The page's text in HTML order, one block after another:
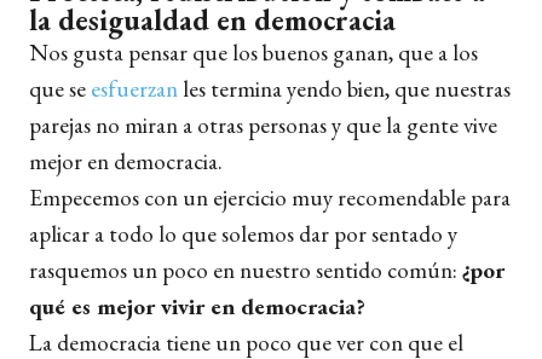
la desigualdad en democracia
Nos gusta pensar que los buenos ganan, que a los
que se esfuerzan les termina yendo bien, que nuestras
parejas no miran a otras personas y que la gente vive
mejor en democracia.
Empecemos con un ejercicio muy recomendable para
aplicar a todo lo que solemos dar por sentado y
rasquemos un poco en nuestro sentido común: ¿por
qué es mejor vivir en democracia?
La democracia tiene un poco que ver con que el